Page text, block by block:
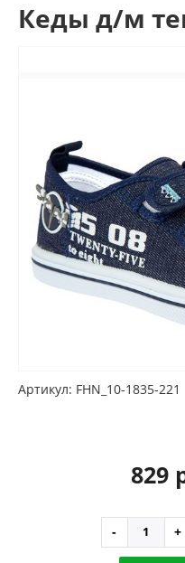
Кеды д/м
Артикул: FHN_10-1835-221
829